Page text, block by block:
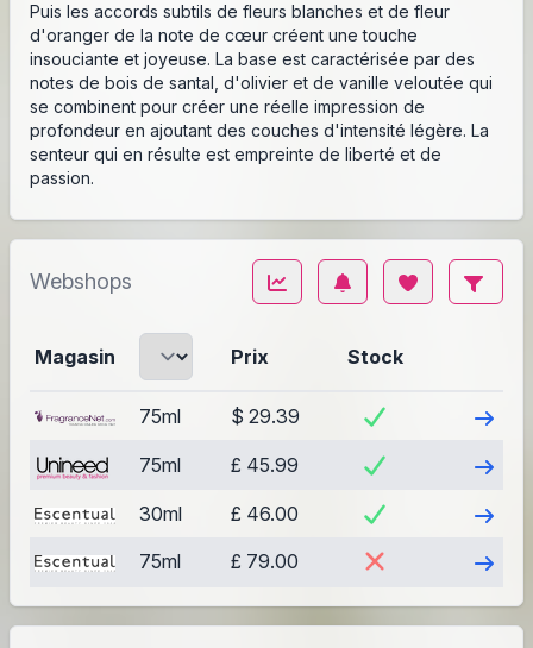
Puis les accords subtils de fleurs blanches et de fleur
d'oranger de la note de cœur créent une touche
insouciante et joyeuse. La base est caractérisée par des
notes de bois de santal, d'olivier et de vanille veloutée qui
se combinent pour créer une réelle impression de
profondeur en ajoutant des couches d'intensité légère. La
senteur qui en résulte est empreinte de liberté et de
passion.
Webshops
Magasin Prix Stock
75ml $ 29.39 Visite
75ml £ 45.99 Visite
30ml £ 46.00 Visite
75ml £ 79.00 Visite